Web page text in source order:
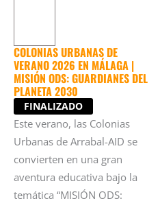
COLONIAS URBANAS DE
VERANO 2026 EN MÁLAGA |
MISIÓN ODS: GUARDIANES DEL
PLANETA 2030
FINALIZADO
Este verano, las Colonias
Urbanas de Arrabal-AID se
convierten en una gran
aventura educativa bajo la
temática “MISIÓN ODS: